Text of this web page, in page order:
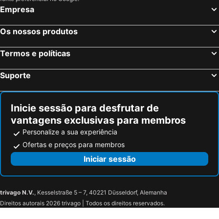
Hotel Stadt Lörrach
Genusshotel Krone & Roadtrips bei Basel
Hotel Goldener Knopf
Saint-Louis, Alsácia Hotéis
Lausanne, Vaud Hotéis
St. Moritz, Grisões Hotéis
Empresa
Os nossos produtos
Termos e políticas
Suporte
Inicie sessão para desfrutar de
vantagens exclusivas para membros
Personalize a sua experiência
Ofertas e preços para membros
Iniciar sessão
trivago N.V., Kesselstraße 5 – 7, 40221 Düsseldorf, Alemanha
Direitos autorais 2026 trivago | Todos os direitos reservados.